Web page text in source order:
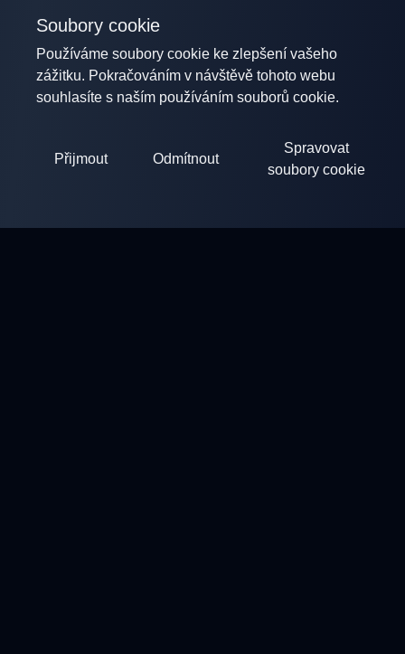
Soubory cookie
Používáme soubory cookie ke zlepšení vašeho
zážitku. Pokračováním v návštěvě tohoto webu
souhlasíte s naším používáním souborů cookie.
Přijmout Odmítnout
Spravovat
soubory cookie